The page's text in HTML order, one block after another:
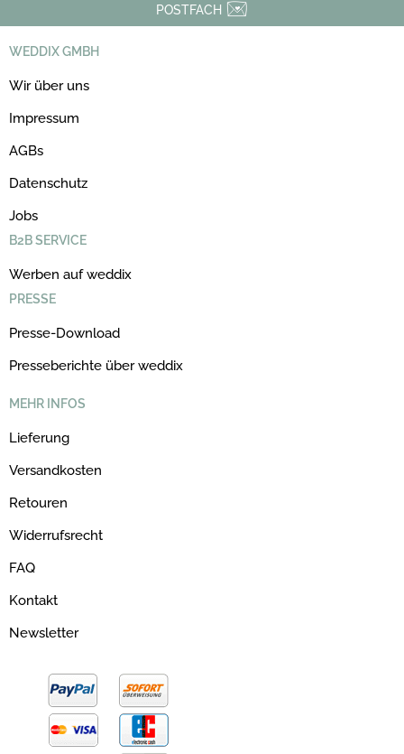
POSTFACH
WEDDIX GMBH
Wir über uns
Impressum
AGBs
Datenschutz
Jobs
B2B SERVICE
Werben auf weddix
PRESSE
Presse-Download
Presseberichte über weddix
MEHR INFOS
Lieferung
Versandkosten
Retouren
Widerrufsrecht
FAQ
Kontakt
Newsletter